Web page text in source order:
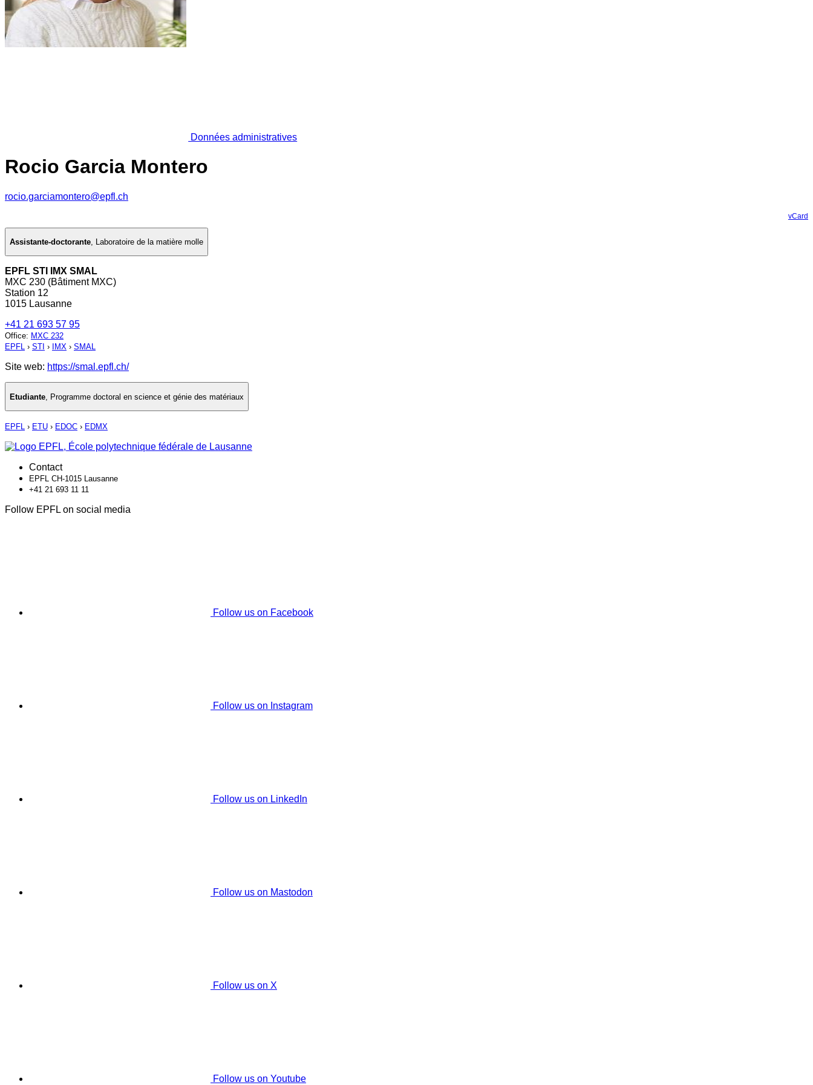
Données administratives
Rocio Garcia Montero
rocio.garciamontero@epfl.ch
vCard
Assistante-doctorante, Laboratoire de la matière molle
EPFL STI IMX SMAL
MXC 230 (Bâtiment MXC)
Station 12
1015 Lausanne
+41 21 693 57 95
Office: MXC 232
EPFL › STI › IMX › SMAL
Site web: https://smal.epfl.ch/
Etudiante Programme doctoral en science et génie des matériaux
EPFL › ETU › EDOC › EDMX
Contact
EPFL CH-1015 Lausanne
+41 21 693 11 11
Follow EPFL on social media
Follow us on Facebook
Follow us on Instagram
Follow us on LinkedIn
Follow us on Mastodon
Follow us on X
Follow us on Youtube